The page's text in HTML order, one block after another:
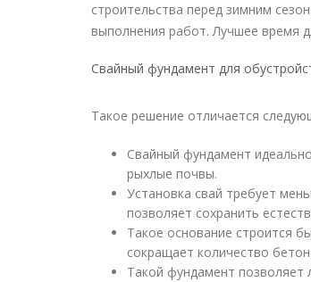
строительства перед зимним
выполнения работ. Лучшее время
Свайный фундамент для
Такое решение отличается
Свайный фундамент
рыхлые почвы.
Установка свай требует
позволяет сохранить
Такое основание строится
сокращает количество
Такой фундамент позволяет